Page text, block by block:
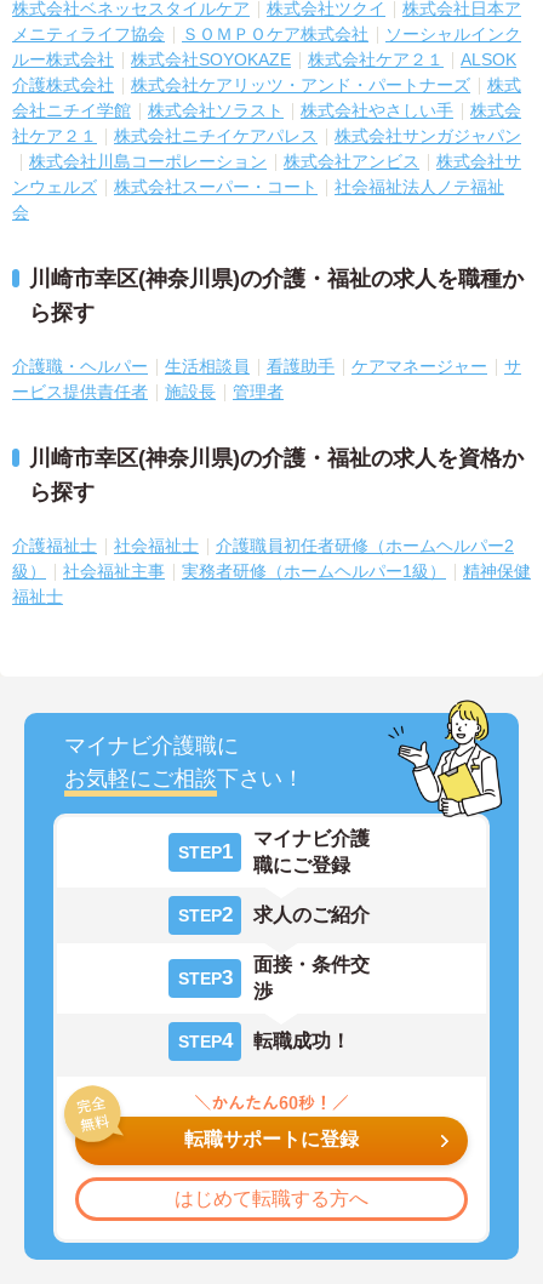
株式会社ベネッセスタイルケア 株式会社ツクイ
株式会社日本ア
メニティライフ協会
ＳＯＭＰＯケア株式会社
ソーシャルインク
ルー株式会社
株式会社SOYOKAZE 株式会社ケア２１
ALSOK
介護株式会社
株式会社ケアリッツ・アンド・パートナーズ
株式
会社ニチイ学館
株式会社ソラスト 株式会社やさしい手
株式会
社ケア２１
株式会社ニチイケアパレス
株式会社サンガジャパン
株式会社川島コーポレーション
株式会社アンビス
株式会社サ
ンウェルズ
株式会社スーパー・コート
社会福祉法人ノテ福祉
会
川崎市幸区(神奈川県)の介護・福祉の求人を職種か
ら探す
介護職・ヘルパー 生活相談員 看護助手 ケアマネージャー
サ
ービス提供責任者
施設長 管理者
川崎市幸区(神奈川県)の介護・福祉の求人を資格か
ら探す
介護福祉士 社会福祉士
介護職員初任者研修（ホームヘルパー2
級）
社会福祉主事 実務者研修（ホームヘルパー1級）
精神保健
福祉士
マイナビ介護職に
お気軽にご相談下さい！
STEP1
マイナビ介護
職にご登録
STEP2 求人のご紹介
STEP3
面接・条件交
渉
STEP4 転職成功！
転職サポートに登録
はじめて転職する方へ